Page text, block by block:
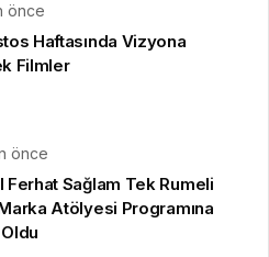
önce
Haftasında Vizyona
Filmler
önce
Ferhat Sağlam Tek Rumeli
Atölyesi Programına